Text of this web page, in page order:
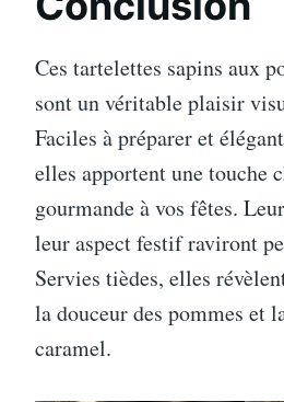
Ces tartelettes sapins aux
sont un véritable plaisir
Faciles à préparer et
elles apportent une touche
gourmande à vos fêtes.
leur aspect festif raviront
Servies tièdes, elles
la douceur des pommes et
caramel.